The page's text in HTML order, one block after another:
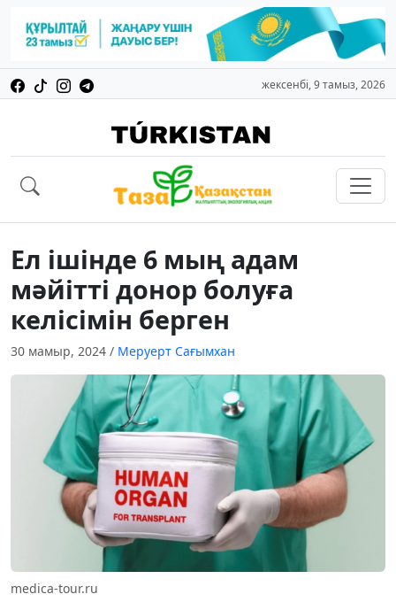
жексенбі, 9 тамыз, 2026
Ел ішінде 6 мың адам
мәйітті донор болуға
келісімін берген
30 мамыр, 2024 / Меруерт Сағымхан
medica-tour.ru